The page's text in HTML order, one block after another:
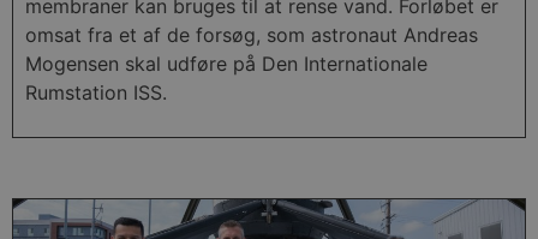
membraner kan bruges til at rense vand. Forløbet er
omsat fra et af de forsøg, som astronaut Andreas
Mogensen skal udføre på Den Internationale
Rumstation ISS.